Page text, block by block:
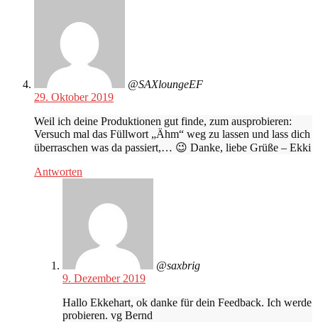
@SAXloungeEF
29. Oktober 2019
Weil ich deine Produktionen gut finde, zum ausprobieren:
Versuch mal das Füllwort „Ähm“ weg zu lassen und lass dich
überraschen was da passiert,… 😉 Danke, liebe Grüße – Ekki
Antworten
@saxbrig
9. Dezember 2019
Hallo Ekkehart, ok danke für dein Feedback. Ich werde
probieren. vg Bernd